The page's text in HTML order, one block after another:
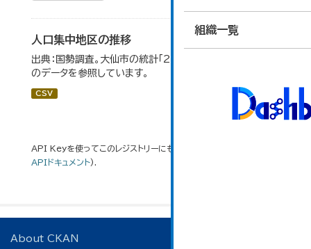
組織一覧
人口集中地区の推移
出典：国勢調査。大仙市の統計「2-3 人口集中地区の推移」
のデータを参照しています。
CSV
API Keyを使ってこのレジストリーにもアクセス可能です
APIドキュメント).
About CKAN